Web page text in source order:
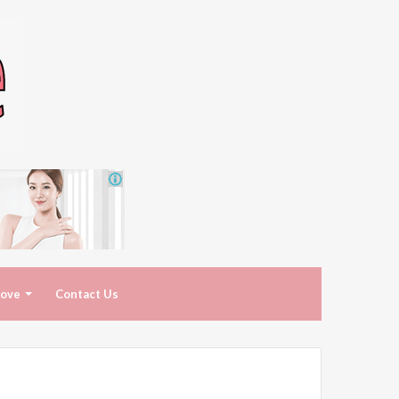
Contact Us